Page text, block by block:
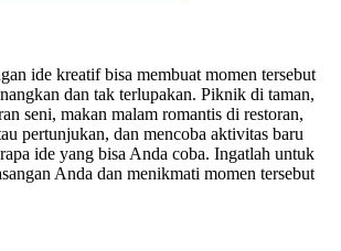
ide kreatif bisa membuat momen tersebut
dan tak terlupakan. Piknik di taman,
seni, makan malam romantis di restoran,
pertunjukan, dan mencoba aktivitas baru
ide yang bisa Anda coba. Ingatlah untuk
Anda dan menikmati momen tersebut